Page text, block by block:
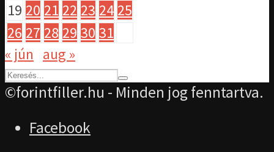
19 20 21 22 23 24 25
26 27 28 29 30 31
« jún aug »
©forintfiller.hu - Minden jog fenntartva.
Facebook